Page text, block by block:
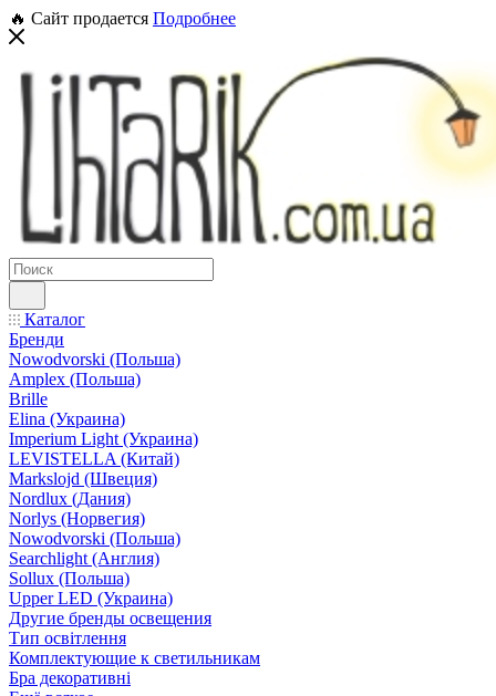
🔥 Сайт продается Подробнее
Каталог
Бренди
Nowodvorski (Польша)
Amplex (Польша)
Brille
Elina (Украина)
Imperium Light (Украина)
LEVISTELLA (Китай)
Markslojd (Швеция)
Nordlux (Дания)
Norlys (Норвегия)
Nowodvorski (Польша)
Searchlight (Англия)
Sollux (Польша)
Upper LED (Украина)
Другие бренды освещения
Тип освітлення
Комплектующие к светильникам
Бра декоративні